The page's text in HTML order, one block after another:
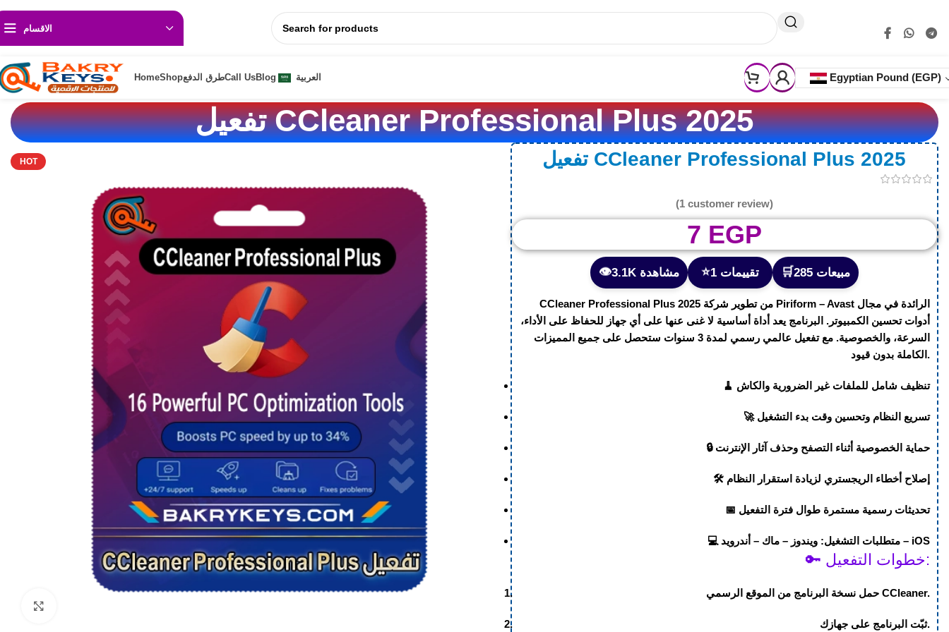
💵اسعار تناسب الجميع 🎁خصومات حقيقية حتـ 50%ـى🛡️ثقة🔍مصداقية 🏅خبرة 💵اسعار تناسب الجميع 🎁خصومات حقيقية حتـ 50%ـى🛡️ثقة🔍مصداقية 🏅خبرة تمتد لسنوات
الاقسام
HomeShopطرق الدفعCall UsBlog العربية Egyptian Pound (EGP)
Home/ programs/ تفعيل CCleaner Professional Plus 2025
تفعيل CCleaner Professional Plus 2025
HOT تفعيل CCleaner Professional Plus 2025
(1customer review)
7 EGP
👁️ 3.1K مشاهدة ⭐ 1 تقييمات 🛒 285 مبيعات
CCleaner Professional Plus 2025 من تطوير شركة Piriform – Avastالرائدة في مجال
أدوات تحسين الكمبيوتر. البرنامج يعد أداة أساسية لا غنى عنها على أي جهاز للحفاظ على الأداء،
السرعة، والخصوصية. معتفعيل عالمي رسمي لمدة 3 سنوات
ستحصل على جميع المميزات
الكاملة بدون قيود.
🧹 تنظيف شامل للملفات غير الضرورية والكاش
🚀 تسريع النظام وتحسين وقت بدء التشغيل
🔒 حماية الخصوصية أثناء التصفح وحذف آثار الإنترنت
🛠️ إصلاح أخطاء الريجستري لزيادة استقرار النظام
📅 تحديثات رسمية مستمرة طوال فترة التفعيل
💻 متطلبات التشغيل:ويندوز – ماك – أندرويد – iOS
🔑 خطوات التفعيل:
حمل نسخة البرنامج من الموقع الرسمي CCleaner.
ثبّت البرنامج على جهازك.